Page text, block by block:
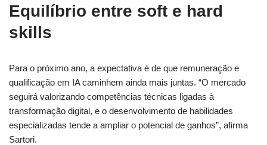
Equilíbrio entre soft e hard
skills
Para o próximo ano, a expectativa é de que remuneração e
qualificação em IA caminhem ainda mais juntas. “O mercado
seguirá valorizando competências técnicas ligadas à
transformação digital, e o desenvolvimento de habilidades
especializadas tende a ampliar o potencial de ganhos”, afirma
Sartori.